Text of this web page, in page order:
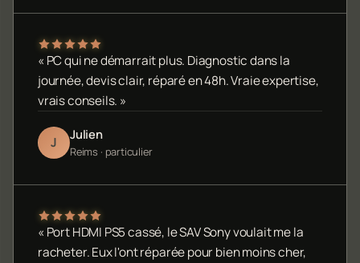
« PC qui ne démarrait plus. Diagnostic dans la
journée, devis clair, réparé en 48h. Vraie expertise,
vrais conseils. »
J Julien
Reims · particulier
« Port HDMI PS5 cassé, le SAV Sony voulait me la
racheter. Eux l'ont réparée pour bien moins cher,